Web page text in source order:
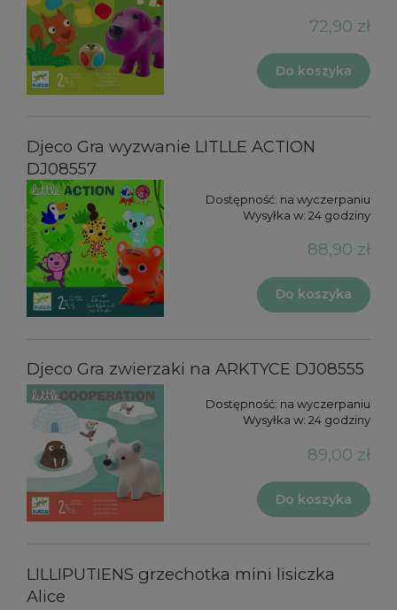
72,90 zł
Do koszyka
Djeco Gra wyzwanie LITLLE ACTION
DJ08557
Dostępność: na wyczerpaniu
Wysyłka w: 24 godziny
88,90 zł
Do koszyka
Djeco Gra zwierzaki na ARKTYCE DJ08555
Dostępność: na wyczerpaniu
Wysyłka w: 24 godziny
89,00 zł
Do koszyka
LILLIPUTIENS grzechotka mini lisiczka
Alice